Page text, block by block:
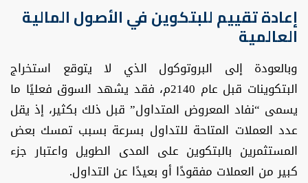
إعادة تقييم للبتكوين في الأصول المالية
العالمية
وبالعودة إلى البروتوكول الذي لا يتوقع استخراج
البتكوينات قبل عام 2140م، فقد يشهد السوق فعليًا ما
يسمى “نفاد المعروض المتداول” قبل ذلك بكثير، إذ يقل
عدد العملات المتاحة للتداول بسرعة بسبب تمسك بعض
المستثمرين بالبتكوين على المدى الطويل واعتبار جزء
كبير من العملات مفقودًا أو بعيدًا عن التداول.